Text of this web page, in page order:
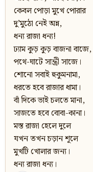
কেবল পোড়া মুখে পোরার
দু’মুঠো নেই অন্ন,
ধন্য রাজা ধন্য!
ঢ্যাম কুড় কুড় বাজনা বাজে,
পথে-ঘাটে সান্ত্রী সাজে।
শোনো সবাই হুকুমনামা,
ধরতে হবে রাজার ধামা।
বাঁ দিকে ভাই চলতে মানা,
সাজতে হবে বোবা-কানা।
মস্ত রাজা হেলে দুলে
যখন তখন চড়ান শূলে
মুখটি খোলার জন্য।
ধন্য রাজা ধন্য।